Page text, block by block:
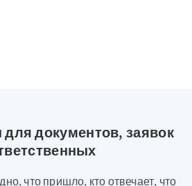
для документов, заявок
что пришло, кто отвечает, что